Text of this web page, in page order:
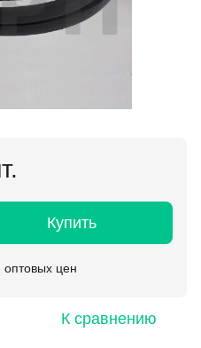
Купить
цен
К сравнению